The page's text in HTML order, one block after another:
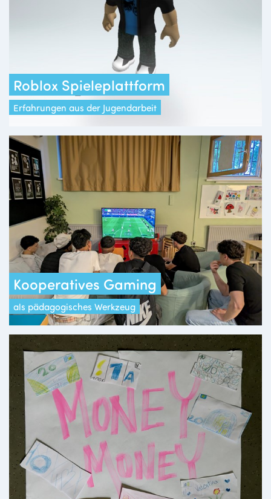
Roblox Spieleplattform
Erfahrungen aus der Jugendarbeit
Kooperatives Gaming
als pädagogisches Werkzeug